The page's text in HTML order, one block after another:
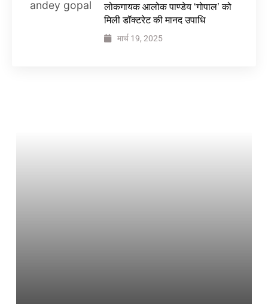
लोकगायक आलोक पाण्डेय ‘गोपाल’ को
मिली डॉक्टरेट की मानद उपाधि
मार्च 19, 2025